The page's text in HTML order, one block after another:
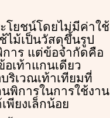
โยชน์โดยไม่มีค่าใช้
ไม้เป็นวัสดุขึ้นรูป
าร แต่ข้อจำกัดคือ
เท้าแกนเดียว
ริเวณเท้าเทียมที่
พิการในการใช้งาน
พียงเล็กน้อย